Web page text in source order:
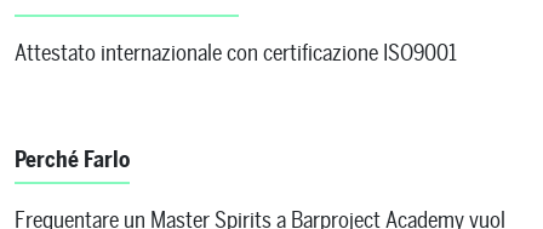
Attestato internazionale con certificazione ISO9001
Perché Farlo
Frequentare un Master Spirits a Barproject Academy vuol